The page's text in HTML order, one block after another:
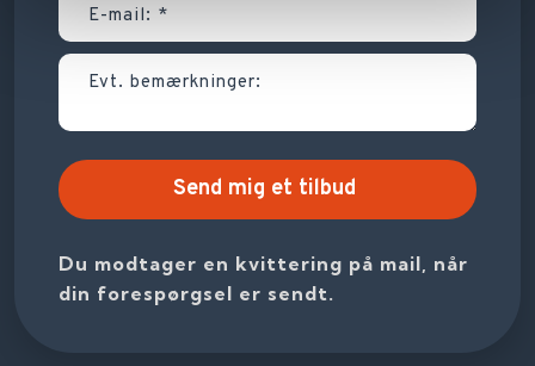
Du modtager en kvittering på mail, når
din forespørgsel er sendt.​